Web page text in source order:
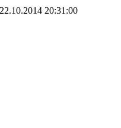
20:31:00